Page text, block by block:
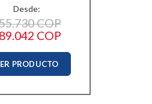
Desde:
COP
COP
PRODUCTO